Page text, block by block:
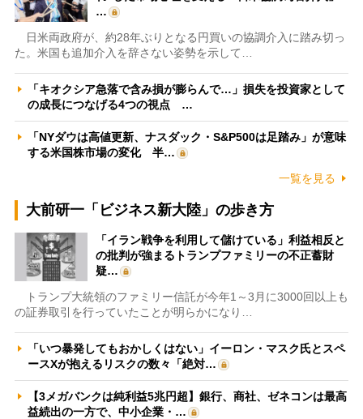
…
日米両政府が、約28年ぶりとなる円買いの協調介入に踏み切っ
た。米国も追加介入を辞さない姿勢を示して…
「キオクシア急落で含み損が膨らんで…」損失を投資家として
の成長につなげる4つの視点 …
「NYダウは高値更新、ナスダック・S&P500は足踏み」が意味
する米国株市場の変化 半…
一覧を見る
大前研一「ビジネス新大陸」の歩き方
「イラン戦争を利用して儲けている」利益相反と
の批判が強まるトランプファミリーの不正蓄財
疑…
トランプ大統領のファミリー信託が今年1～3月に3000回以上も
の証券取引を行っていたことが明らかになり…
「いつ暴発してもおかしくはない」イーロン・マスク氏とスペ
ースXが抱えるリスクの数々「絶対…
【3メガバンクは純利益5兆円超】銀行、商社、ゼネコンは最高
益続出の一方で、中小企業・…